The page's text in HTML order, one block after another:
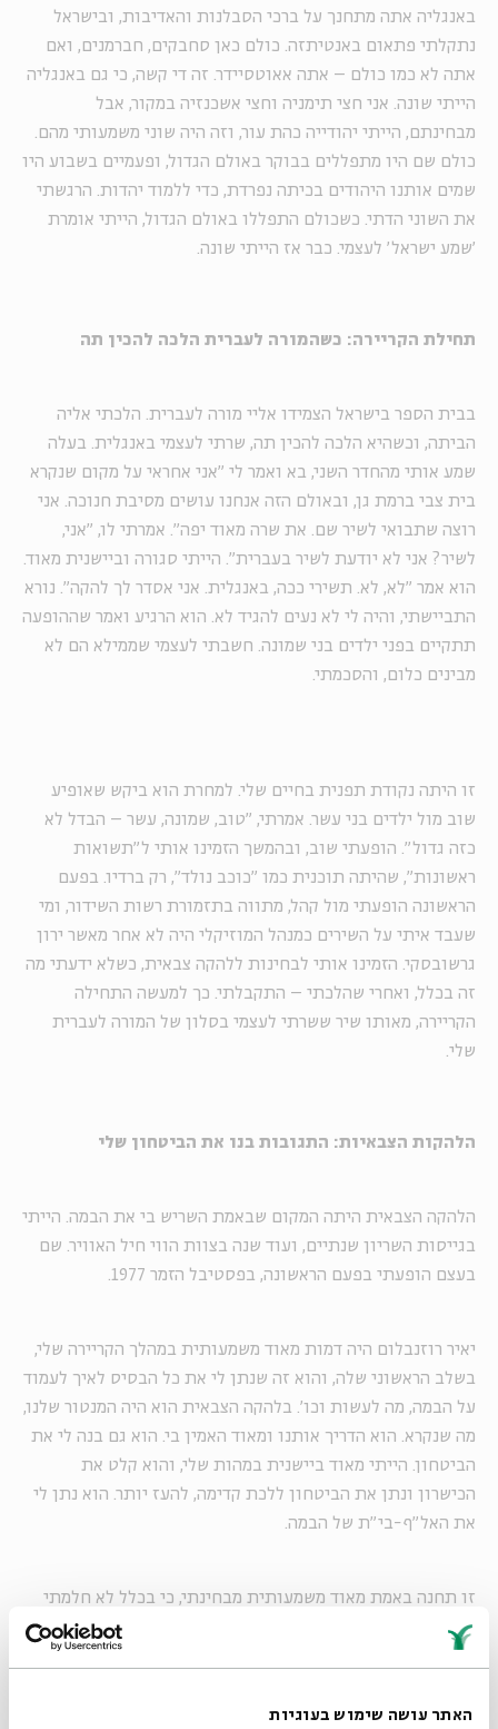
האתר עושה שימוש בעוגיות
באנגליה אתה מתחנך על ברכי הסבלנות והאדיבות, ובישראל
נתקלתי פתאום באנטיתזה. כולם כאן סחבקים, חברמנים, ואם
אתה לא כמו כולם – אתה אאוטסיידר. זה די קשה, כי גם באנגליה
הייתי שונה. אני חצי תימניה וחצי אשכנזיה במקור, אבל
מבחינתם, הייתי יהודייה כהת עור, וזה היה שוני משמעותי מהם.
כולם שם היו מתפללים בבוקר באולם הגדול, ופעמיים בשבוע היו
שמים אותנו היהודים בכיתה נפרדת, כדי ללמוד יהדות. הרגשתי
את השוני הדתי. כשכולם התפללו באולם הגדול, הייתי אומרת
'שמע ישראל' לעצמי. כבר אז הייתי שונה.
תחילת הקריירה: כשהמורה לעברית הלכה להכין תה
בבית הספר בישראל הצמידו אליי מורה לעברית. הלכתי אליה
הביתה, וכשהיא הלכה להכין תה, שרתי לעצמי באנגלית. בעלה
שמע אותי מהחדר השני, בא ואמר לי "אני אחראי על מקום שנקרא
בית צבי ברמת גן, ובאולם הזה אנחנו עושים מסיבת חנוכה. אני
רוצה שתבואי לשיר שם. את שרה מאוד יפה". אמרתי לו, "אני,
לשיר? אני לא יודעת לשיר בעברית". הייתי סגורה וביישנית מאוד.
הוא אמר "לא, לא. תשירי ככה, באנגלית. אני אסדר לך להקה". נורא
התביישתי, והיה לי לא נעים להגיד לא. הוא הרגיע ואמר שההופעה
תתקיים בפני ילדים בני שמונה. חשבתי לעצמי שממילא הם לא
מבינים כלום, והסכמתי.
זו היתה נקודת תפנית בחיים שלי. למחרת הוא ביקש שאופיע
שוב מול ילדים בני עשר. אמרתי, "טוב, שמונה, עשר – הבדל לא
כזה גדול". הופעתי שוב, ובהמשך הזמינו אותי ל"תשואות
ראשונות", שהיתה תוכנית כמו "כוכב נולד", רק ברדיו. בפעם
הראשונה הופעתי מול קהל, מתווה בתזמורת רשות השידור, ומי
שעבד איתי על השירים כמנהל המוזיקלי היה לא אחר מאשר ירון
גרשובסקי. הזמינו אותי לבחינות ללהקה צבאית, כשלא ידעתי מה
זה בכלל, ואחרי שהלכתי – התקבלתי. כך למעשה התחילה
הקריירה, מאותו שיר ששרתי לעצמי בסלון של המורה לעברית
שלי.
הלהקות הצבאיות: התגובות בנו את הביטחון שלי
הלהקה הצבאית היתה המקום שבאמת השריש בי את הבמה. הייתי
בגייסות השריון שנתיים, ועוד שנה בצוות הווי חיל האוויר. שם
בעצם הופעתי בפעם הראשונה, בפסטיבל הזמר 1977.
יאיר רוזנבלום היה דמות מאוד משמעותית במהלך הקריירה שלי,
בשלב הראשוני שלה, והוא זה שנתן לי את כל הבסיס לאיך לעמוד
על הבמה, מה לעשות וכו'. בלהקה הצבאית הוא היה המנטור שלנו,
מה שנקרא. הוא הדריך אותנו ומאוד האמין בי. הוא גם בנה לי את
הביטחון. הייתי מאוד ביישנית במהות שלי, והוא קלט את
הכישרון ונתן את הביטחון ללכת קדימה, להעז יותר. הוא נתן לי
את האל"ף-בי"ת של הבמה.
זו תחנה באמת מאוד משמעותית מבחינתי, כי בכלל לא חלמתי
להיות זמרת. לא רציתי להיות מפורסמת. זו לא היתה בכלל מטרה.
זה פשוט גדל עליי וקרה. מהרגע שכבר התקבלתי, זה פשוט צמח.